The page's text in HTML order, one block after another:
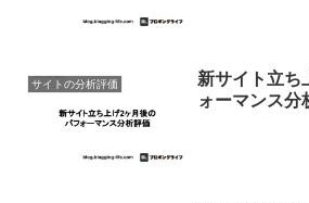
サイトの分析評価
新サイト立ち
ォーマンス分